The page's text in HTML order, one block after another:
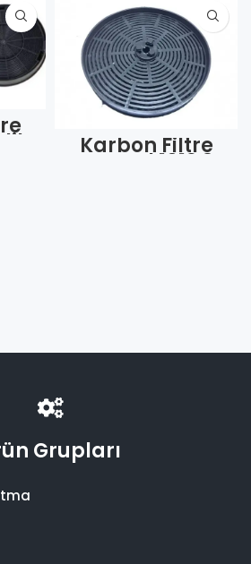
Karbon Filtre
Kumtel 1019 3
Grupları